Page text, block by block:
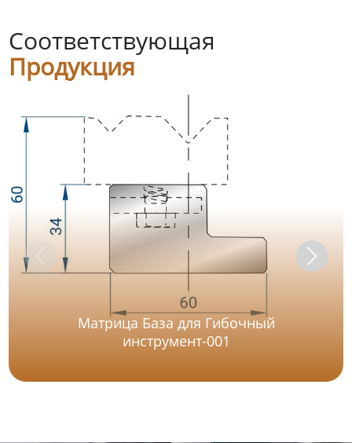
Соответствующая
Продукция
Матрица База для Гибочный
инструмент-001